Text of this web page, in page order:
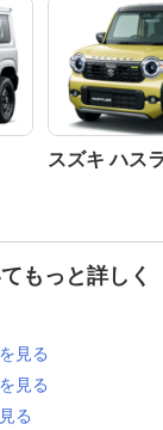
スズキ ハス
もっと詳しく
見る
見る
る